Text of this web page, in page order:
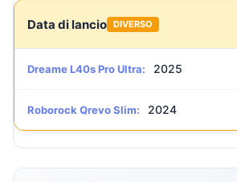
Data di lancio DIVERSO
Dreame L40s Pro Ultra: 2025
Roborock Qrevo Slim: 2024